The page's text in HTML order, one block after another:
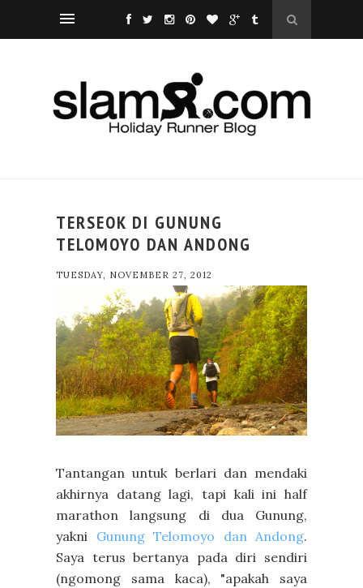
TERSEOK DI GUNUNG
TELOMOYO DAN ANDONG
TUESDAY, NOVEMBER 27, 2012
Tantangan untuk berlari dan mendaki
akhirnya datang lagi, tapi kali ini half
marathon langsung di dua Gunung,
yakni Gunung Telomoyo dan Andong.
Saya terus bertanya pada diri sendiri
(ngomong sama kaca), "apakah saya